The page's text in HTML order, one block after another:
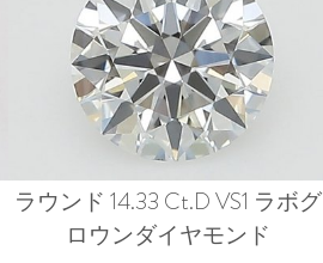
ラウンド 14.33 Ct.D VS1 ラボグ
ロウンダイヤモンド